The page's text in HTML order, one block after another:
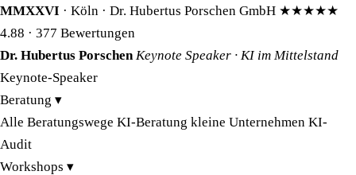
MMXXVI · Köln · Dr. Hubertus Porschen GmbH ★★★★★
4.88 · 377 Bewertungen
Dr. Hubertus Porschen Keynote Speaker · KI im Mittelstand
Keynote-Speaker
Beratung ▾
Alle Beratungswege KI-Beratung kleine Unternehmen KI-
Audit
Workshops ▾